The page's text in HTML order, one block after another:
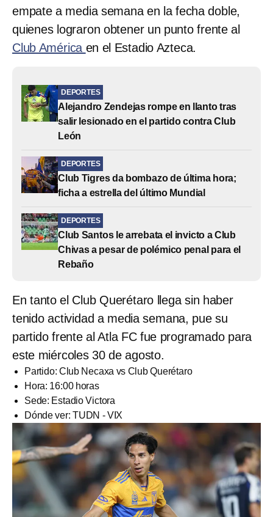
empate a media semana en la fecha doble,
quienes lograron obtener un punto frente al
Club América en el Estadio Azteca.
DEPORTES
Alejandro Zendejas rompe en llanto tras
salir lesionado en el partido contra Club
León
DEPORTES
Club Tigres da bombazo de última hora;
ficha a estrella del último Mundial
DEPORTES
Club Santos le arrebata el invicto a Club
Chivas a pesar de polémico penal para el
Rebaño
En tanto el Club Querétaro llega sin haber
tenido actividad a media semana, pue su
partido frente al Atla FC fue programado para
este miércoles 30 de agosto.
Partido: Club Necaxa vs Club Querétaro
Hora: 16:00 horas
Sede: Estadio Victora
Dónde ver: TUDN - VIX